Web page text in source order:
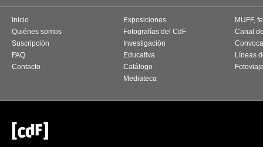
Inicio
Quiénes somos
Suscripción
FAQ
Contacto
Exposiciones
Fotografías del CdF
Investigación
Educativa
Catálogo
Mediateca
MUFF,
Canal
Líneas